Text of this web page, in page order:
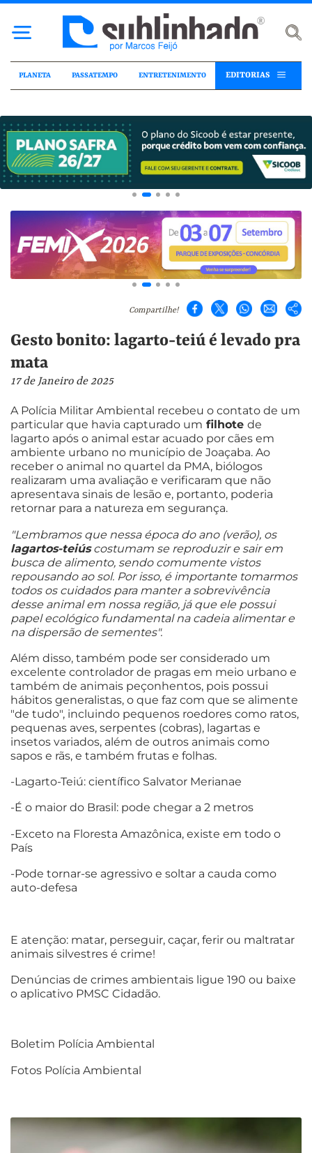
PLANETA PASSATEMPO ENTRETENIMENTO EDITORIAS
Compartilhe!
Gesto bonito: lagarto-teiú é levado pra
mata
17 de Janeiro de 2025
A Polícia Militar Ambiental recebeu o contato de um
particular que havia capturado um filhote de
lagarto após o animal estar acuado por cães em
ambiente urbano no município de Joaçaba. Ao
receber o animal no quartel da PMA, biólogos
realizaram uma avaliação e verificaram que não
apresentava sinais de lesão e, portanto, poderia
retornar para a natureza em segurança.
"Lembramos que nessa época do ano (verão), os
lagartos-teiúscostumam se reproduzir e sair em
busca de alimento, sendo comumente vistos
repousando ao sol. Por isso, é importante tomarmos
todos os cuidados para manter a sobrevivência
desse animal em nossa região, já que ele possui
papel ecológico fundamental na cadeia alimentar e
na dispersão de sementes".
Além disso, também pode ser considerado um
excelente controlador de pragas em meio urbano e
também de animais peçonhentos, pois possui
hábitos generalistas, o que faz com que se alimente
"de tudo", incluindo pequenos roedores como ratos,
pequenas aves, serpentes (cobras), lagartas e
insetos variados, além de outros animais como
sapos e rãs, e também frutas e folhas.
-Lagarto-Teiú: científico Salvator Merianae
-É o maior do Brasil: pode chegar a 2 metros
-Exceto na Floresta Amazônica, existe em todo o
País
-Pode tornar-se agressivo e soltar a cauda como
auto-defesa
E atenção: matar, perseguir, caçar, ferir ou maltratar
animais silvestres é crime!
Denúncias de crimes ambientais ligue 190 ou baixe
o aplicativo PMSC Cidadão.
Boletim Polícia Ambiental
Fotos Polícia Ambiental